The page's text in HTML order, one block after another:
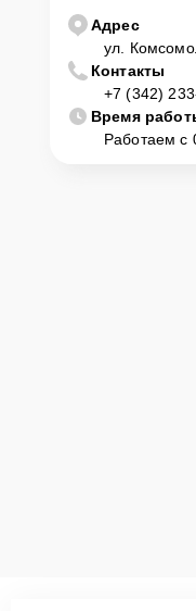
центр
Клиент может
диагностику и ремонт.
горячей линии или
подъехать по адресу: г.
Адрес
ул.
Контакты
+7 (342)
Время
Работаем с